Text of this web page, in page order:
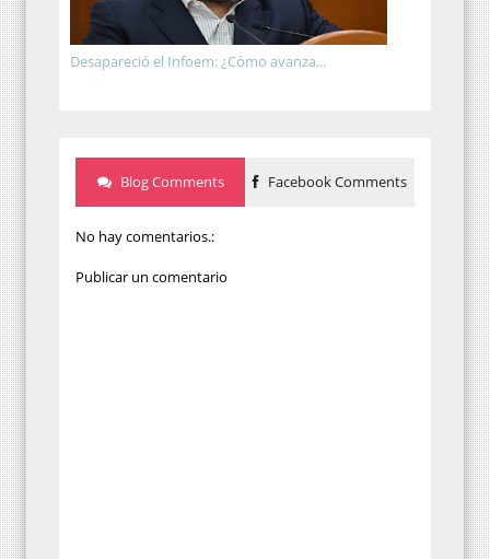
Desapareció el Infoem: ¿Cómo avanza...
Blog Comments Facebook Comments
No hay comentarios.:
Publicar un comentario